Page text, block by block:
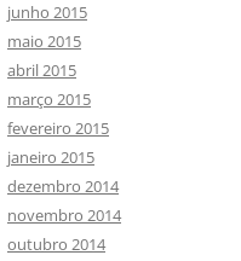
junho 2015
maio 2015
abril 2015
março 2015
fevereiro 2015
janeiro 2015
dezembro 2014
novembro 2014
outubro 2014